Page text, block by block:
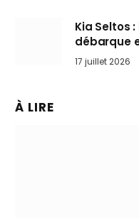
Kia Seltos
débarque
bousculer
Yaris Cross
17 juillet 2026
À LIRE